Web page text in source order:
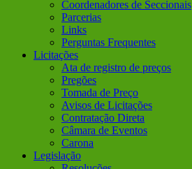
Coordenadores de Seccionais
Parcerias
Links
Perguntas Frequentes
Licitações
Ata de registro de preços
Pregões
Tomada de Preço
Avisos de Licitações
Contratação Direta
Câmara de Eventos
Carona
Legislação